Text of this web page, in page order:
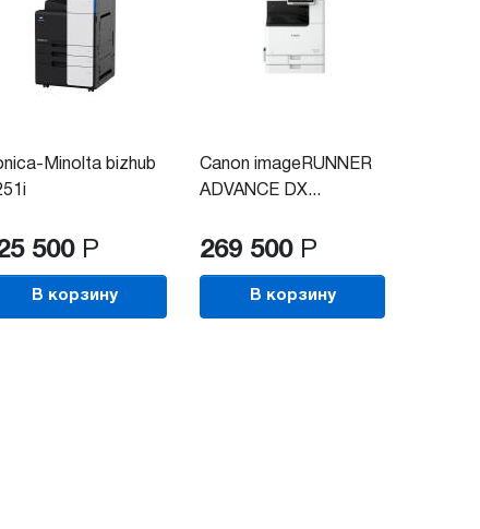
Minolta bizhub
500 Р
В корзину
Canon imageRUNNER
ADVANCE DX...
269 500 Р
В корзину